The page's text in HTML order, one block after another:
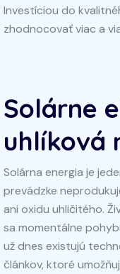
Investíciou do
zhodnocovať viac a
Solárne
uhlíková
Solárna energia je
prevádzke
ani oxidu uhličitého.
sa momentálne
už dnes existujú
článkov, ktoré